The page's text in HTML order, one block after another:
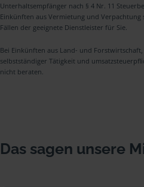
Unterhaltsempfänger nach § 4 Nr. 11
Einkünften aus Vermietung und
Fällen der geeignete Dienstleister für Sie.
Bei Einkünften aus Land- und
selbstständiger Tätigkeit und
nicht beraten.
Das sagen unsere